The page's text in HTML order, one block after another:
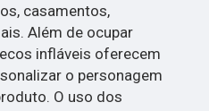
casamentos,
Além de ocupar
infláveis oferecem
o personagem
O uso dos